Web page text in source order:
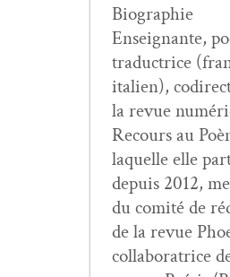
Biogra­phie
Enseignante,
tra­duc­trice
ital­ien),
la revue
Recours au
laque­lle elle
depuis 2012,
du comité de
de la revue
col­lab­o­ra­trice